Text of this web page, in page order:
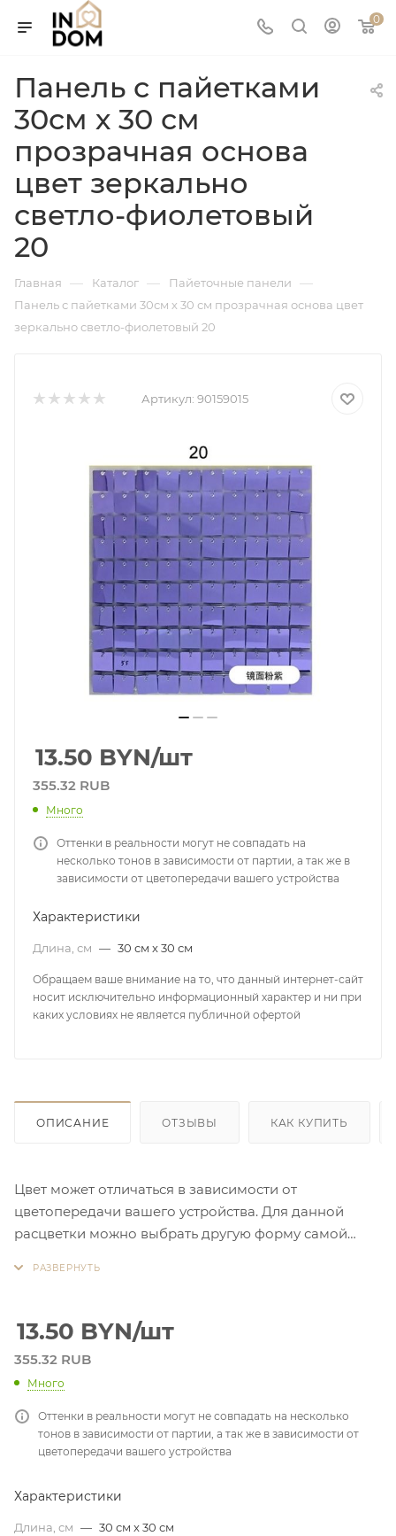
0
Панель с пайетками
30см х 30 см
прозрачная основа
цвет зеркально
светло-фиолетовый
20
Главная — Каталог — Пайеточные панели —
Панель с пайетками 30см х 30 см прозрачная основа цвет
зеркально светло-фиолетовый 20
Артикул: 90159015
13.50 BYN/шт
355.32 RUB
Много
Оттенки в реальности могут не совпадать на
несколько тонов в зависимости от партии, а так же в
зависимости от цветопередачи вашего устройства
Характеристики
Длина, см — 30 см x 30 см
Обращаем ваше внимание на то, что данный интернет-сайт
носит исключительно информационный характер и ни при
каких условиях не является публичной офертой
ОПИСАНИЕ ОТЗЫВЫ КАК КУПИТЬ
Цвет может отличаться в зависимости от
цветопередачи вашего устройства. Для данной
расцветки можно выбрать другую форму самой
13.50 BYN/шт
355.32 RUB
Много
Оттенки в реальности могут не совпадать на несколько
тонов в зависимости от партии, а так же в зависимости от
цветопередачи вашего устройства
Характеристики
Длина, см — 30 см x 30 см